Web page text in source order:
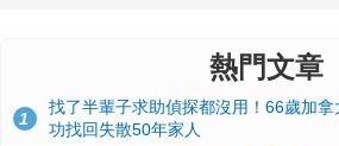
熱門文章
1
找了半輩子求助偵探都沒用！66歲加
功找回失散50年家人